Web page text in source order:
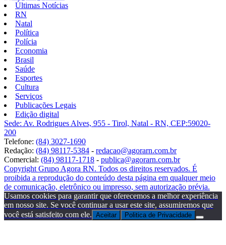
Últimas Notícias
RN
Natal
Política
Polícia
Economia
Brasil
Saúde
Esportes
Cultura
Serviços
Publicações Legais
Edição digital
Sede: Av. Rodrigues Alves, 955 - Tirol, Natal - RN, CEP:59020-
200
Telefone: (84) 3027-1690
Redação: (84) 98117-5384 - redacao@agorarn.com.br
Comercial: (84) 98117-1718 - publica@agorarn.com.br
Copyright Grupo Agora RN. Todos os direitos reservados. É
proibida a reprodução do conteúdo desta página em qualquer meio
de comunicação, eletrônico ou impresso, sem autorização prévia.
Usamos cookies para garantir que oferecemos a melhor experiência
em nosso site. Se você continuar a usar este site, assumiremos que
você está satisfeito com ele. Aceitar Politica de Privacidade